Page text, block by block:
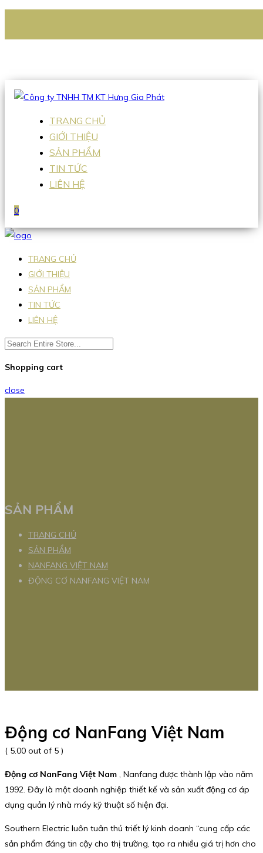
Hotline:0938 336 079
TRANG CHỦ
GIỚI THIỆU
SẢN PHẨM
TIN TỨC
LIÊN HỆ
0
TRANG CHỦ
GIỚI THIỆU
SẢN PHẨM
TIN TỨC
LIÊN HỆ
Shopping cart
close
SẢN PHẨM
TRANG CHỦ
SẢN PHẨM
NANFANG VIỆT NAM
ĐỘNG CƠ NANFANG VIỆT NAM
Động cơ NanFang Việt Nam
( 5.00 out of 5 )
Động cơ NanFang Việt Nam , Nanfang được thành lập vào năm
1992. Đây là một doanh nghiệp thiết kế và sản xuất động cơ áp
dụng quản lý nhà máy kỹ thuật số hiện đại.
Southern Electric luôn tuân thủ triết lý kinh doanh “cung cấp các
sản phẩm đáng tin cậy cho thị trường, tạo ra nhiều giá trị hơn cho